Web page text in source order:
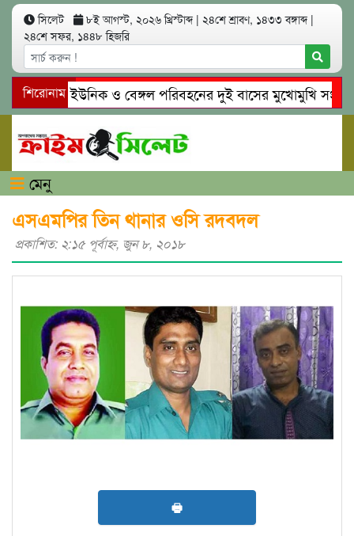
সিলেট ৮ই আগস্ট, ২০২৬ খ্রিস্টাব্দ | ২৪শে শ্রাবণ, ১৪৩৩ বঙ্গাব্দ |
২৪শে সফর, ১৪৪৮ হিজরি
শিরোনাম
সিলেটে ইউনিক ও বেঙ্গল পরিবহনের দুই বাসের মুখোমুখি
গোয়াইনঘাটে প্রেমের ফাঁদে তরুণী পাচার: মাদকাসক্ত রিমালকে
মেনু
এসএমপির তিন থানার ওসি রদবদল
প্রকাশিত: ২:১৫ পূর্বাহ্ণ, জুন ৮, ২০১৮
🖶